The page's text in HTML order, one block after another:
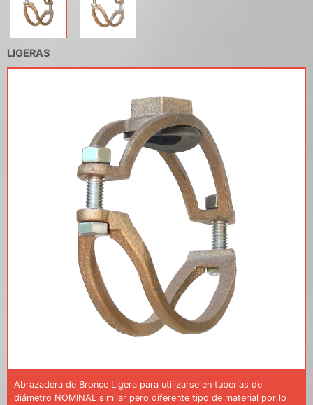
LIGERAS
Abrazadera de Bronce Ligera para utilizarse en tuberías de
diámetro NOMINAL similar pero diferente tipo de material por lo